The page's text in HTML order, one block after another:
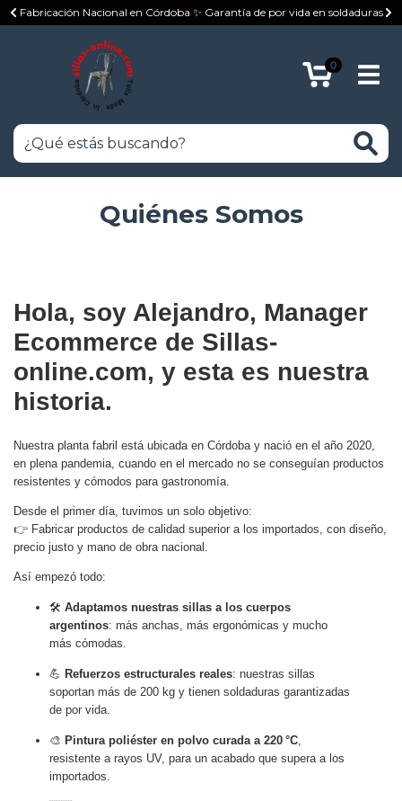
Fabricación Nacional en Córdoba ✨ Garantía de por vida en soldaduras
0
Quiénes Somos
Hola, soy Alejandro, Manager
Ecommerce de Sillas-
online.com, y esta es nuestra
historia.
Nuestra planta fabril está ubicada en Córdoba y nació en el año 2020,
en plena pandemia, cuando en el mercado no se conseguían productos
resistentes y cómodos para gastronomía.
Desde el primer día, tuvimos un solo objetivo:
👉 Fabricar productos de calidad superior a los importados, con diseño,
precio justo y mano de obra nacional.
Así empezó todo:
🛠 Adaptamos nuestras sillas a los cuerpos
argentinos: más anchas, más ergonómicas y mucho
más cómodas.
💪 Refuerzos estructurales reales: nuestras sillas
soportan más de 200 kg y tienen soldaduras garantizadas
de por vida.
🎨 Pintura poliéster en polvo curada a 220 °C,
resistente a rayos UV, para un acabado que supera a los
importados.